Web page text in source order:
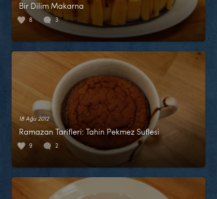
Bir Dilim Makarna
8 3
18 Ağu 2012
Ramazan Tarifleri: Tahin Pekmez Suflesi
9 2